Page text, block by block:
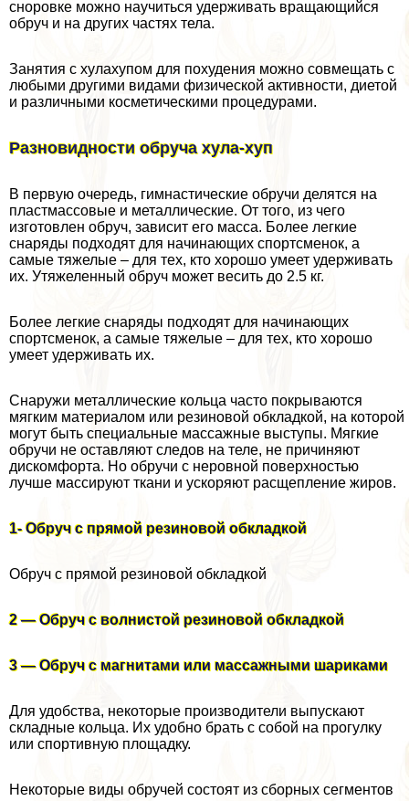
сноровке можно научиться удерживать вращающийся
обруч и на других частях тела.
Занятия с хулахупом для похудения можно совмещать с
любыми другими видами физической активности, диетой
и различными косметическими процедypaми.
Разновидности обруча хула-хуп
В первую очередь, гимнастические обручи делятся на
пластмассовые и металлические. От того, из чего
изготовлен обруч, зависит его масса. Более легкие
снаряды подходят для начинающих спортсменок, а
самые тяжелые – для тех, кто хорошо умеет удерживать
их. Утяжеленный обруч может весить до 2.5 кг.
Более легкие снаряды подходят для начинающих
спортсменок, а самые тяжелые – для тех, кто хорошо
умеет удерживать их.
Снаружи металлические кольца часто покрываются
мягким материалом или резиновой обкладкой, на которой
могут быть специальные массажные выступы. Мягкие
обручи не оставляют следов на теле, не причиняют
дискомфорта. Но обручи с неровной поверхностью
лучше массируют ткани и ускоряют расщепление жиров.
1- Обруч с прямой резиновой обкладкой
Обруч с прямой резиновой обкладкой
2 — Обруч с волнистой резиновой обкладкой
3 — Обруч с магнитами или массажными шариками
Для удобства, некоторые производители выпускают
складные кольца. Их удобно брать с собой на прогулку
или спортивную площадку.
Некоторые виды обручей состоят из сборных сегментов